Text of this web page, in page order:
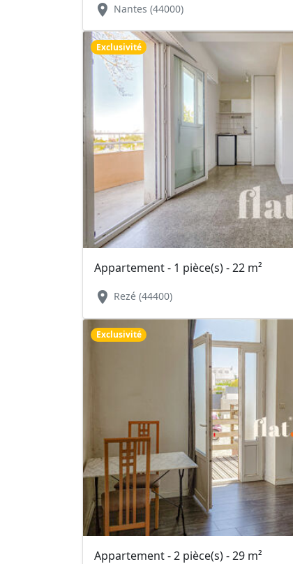
location_on Nantes (44000)
Exclusivité
Appartement - 1 pièce(s) - 22 m²
location_on Rezé (44400)
Exclusivité
Appartement - 2 pièce(s) - 29 m²